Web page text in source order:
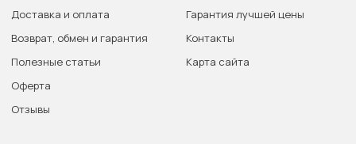
Доставка и оплата
Возврат, обмен и гарантия
Полезные статьи
Оферта
Отзывы
Гарантия лучшей цены
Контакты
Карта сайта